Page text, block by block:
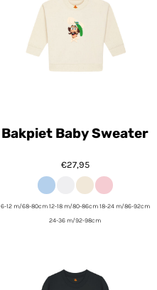
Bakpiet Baby Sweater
€27,95
6-12 m/68-80cm 12-18 m/80-86cm 18-24 m/86-92cm
24-36 m/92-98cm